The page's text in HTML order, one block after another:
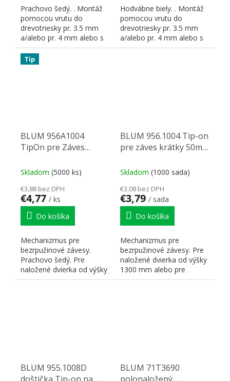
Prachovo šedý. . Montáž
pomocou vrutu do
drevotriesky pr. 3.5 mm
a/alebo pr. 4 mm alebo s
pomocou euroskrutku ....
Hodvábne biely. . Montáž
pomocou vrutu do
drevotriesky pr. 3.5 mm
a/alebo pr. 4 mm alebo s
pomocou euroskrutku ....
Tip
BLUM 956A1004
TipOn pre Záves
Skladom (5000 ks)
€3,88 bez DPH
€4,77 / ks
Do košíka
Mechanizmus pre
bezrpužinové závesy.
Prachovo šedý. Pre
naložené dvierka od výšky
1300 mm alebo pre
BLUM 956.1004 Tip-on
pre záves krátky 50mm
karbon čierna CS
Skladom (1000 sada)
€3,08 bez DPH
€3,79 / sada
Do košíka
Mechanizmus pre
bezrpužinové závesy. Pre
naložené dvierka od výšky
1300 mm alebo pre
vložené dvierka . Pre
BLUM 955.1008D
BLUM 71T3690